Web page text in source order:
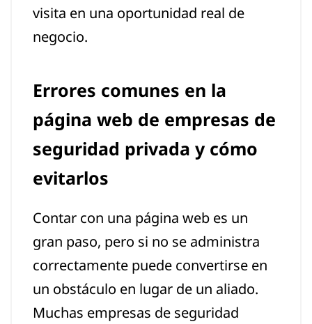
visita en una oportunidad real de
negocio.
Errores comunes en la
página web de empresas de
seguridad privada y cómo
evitarlos
Contar con una página web es un
gran paso, pero si no se administra
correctamente puede convertirse en
un obstáculo en lugar de un aliado.
Muchas empresas de seguridad